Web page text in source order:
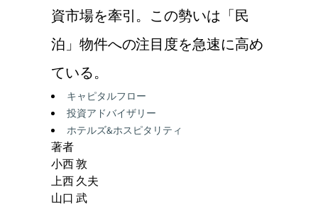
資市場を牽引。この勢いは「民
泊」物件への注目度を急速に高め
ている。
Categories:
キャピタルフロー
投資アドバイザリー
ホテルズ&ホスピタリティ
著者
小西 敦
上西 久夫
山口 武